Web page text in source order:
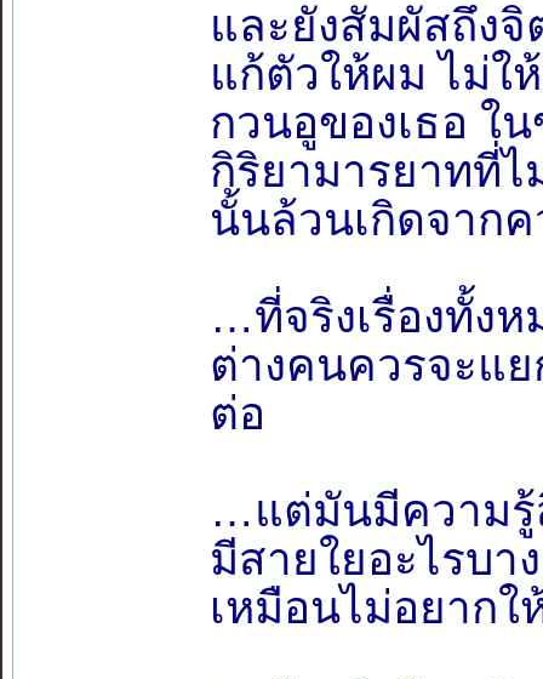
และยังสัมผัสถึง
แก้ตัวให้ผม ไม่ใ
กวนอูของเธอ ใ
กิริยามารยาทที่ไ
นั้นล้วนเกิดจาก
…ที่จริงเรื่องทั้ง
ต่างคนควรจะแ
ต่อ
…แต่มันมีความรู้
มีสายใยอะไรบา
เหมือนไม่อยาก